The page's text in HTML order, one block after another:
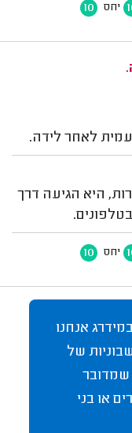
יחס 10
לאחר לידה.
היא הגיעה דרך
יחס 10
אנחנו
של
שמדובר
או בני